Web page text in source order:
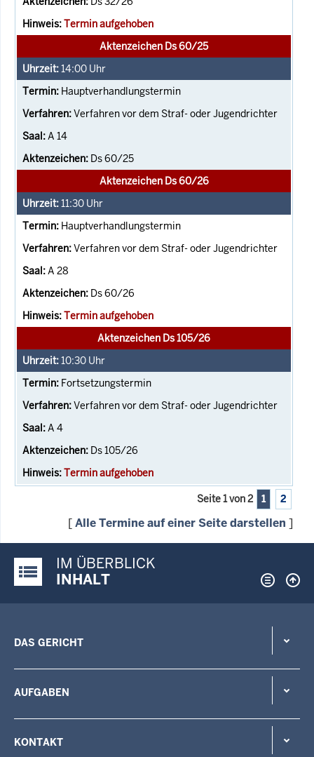
Termin aufgehoben
Aktenzeichen Ds 60/25
14:00 Uhr
Hauptverhandlungstermin
Verfahren vor dem Straf- oder Jugendrichter
A 14
Ds 60/25
Aktenzeichen Ds 60/26
11:30 Uhr
Hauptverhandlungstermin
Verfahren vor dem Straf- oder Jugendrichter
A 28
Ds 60/26
Termin aufgehoben
Aktenzeichen Ds 105/26
10:30 Uhr
Fortsetzungstermin
Verfahren vor dem Straf- oder Jugendrichter
A 4
Ds 105/26
Termin aufgehoben
Seite 1 von 2 1 2
[Alle Termine auf einer Seite darstellen ]
Justiz-Portal im Überblick:
IM ÜBERBLICK
INHALT
DAS GERICHT
AUFGABEN
KONTAKT